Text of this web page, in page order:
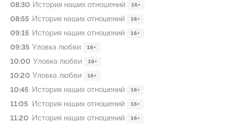
08:30 История наших отношений 16+
08:55 История наших отношений 16+
09:15 История наших отношений 16+
09:35 Уловка любви 16+
10:00 Уловка любви 16+
10:20 Уловка любви 16+
10:45 История наших отношений 16+
11:05 История наших отношений 16+
11:20 История наших отношений 16+